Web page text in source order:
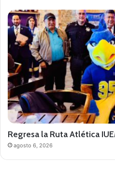
Regresa la Ruta Atlética
agosto 6, 2026